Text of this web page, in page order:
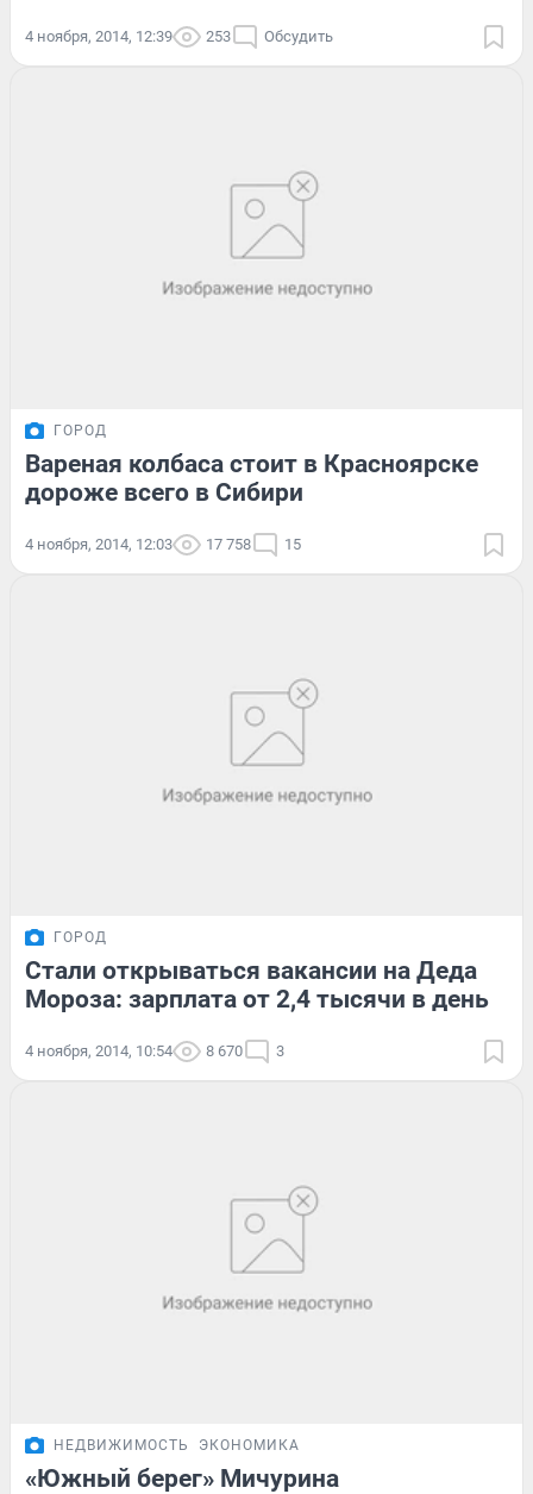
4 ноября, 2014, 12:39 253 Обсудить
ГОРОД
Вареная колбаса стоит в Красноярске
дороже всего в Сибири
4 ноября, 2014, 12:03 17 758 15
ГОРОД
Стали открываться вакансии на Деда
Мороза: зарплата от 2,4 тысячи в день
4 ноября, 2014, 10:54 8 670 3
НЕДВИЖИМОСТЬ ЭКОНОМИКА
«Южный берег» Мичурина